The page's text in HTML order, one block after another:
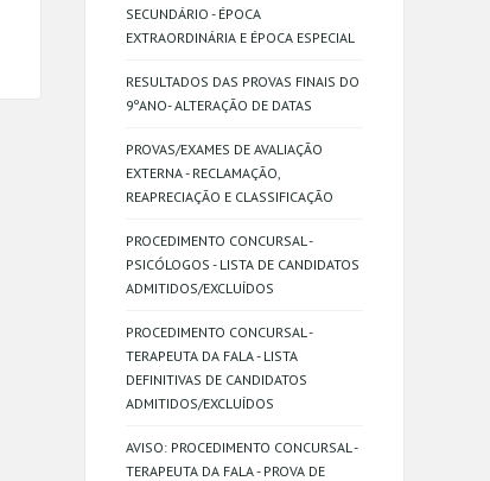
SECUNDÁRIO - ÉPOCA
EXTRAORDINÁRIA E ÉPOCA ESPECIAL
RESULTADOS DAS PROVAS FINAIS DO
9ºANO- ALTERAÇÃO DE DATAS
PROVAS/EXAMES DE AVALIAÇÃO
EXTERNA - RECLAMAÇÃO,
REAPRECIAÇÃO E CLASSIFICAÇÃO
PROCEDIMENTO CONCURSAL -
PSICÓLOGOS - LISTA DE CANDIDATOS
ADMITIDOS/EXCLUÍDOS
PROCEDIMENTO CONCURSAL -
TERAPEUTA DA FALA - LISTA
DEFINITIVAS DE CANDIDATOS
ADMITIDOS/EXCLUÍDOS
AVISO: PROCEDIMENTO CONCURSAL -
TERAPEUTA DA FALA - PROVA DE